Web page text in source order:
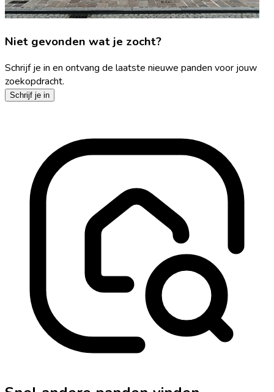
Niet gevonden wat je zocht?
Schrijf je in en ontvang de laatste nieuwe panden voor jouw
zoekopdracht.
Schrijf je in